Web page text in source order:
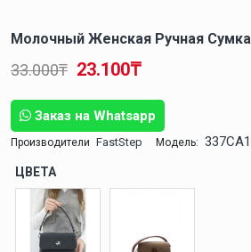
Молочный Женская Ручная Сумка
Заказ на Whatsapp
Производители FastStep Модель:
23.100₸
33.000₸
ЦВЕТА